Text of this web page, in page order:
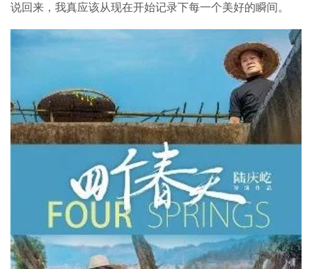
说回来，我真应该从现在开始记录下每一个美好的瞬间。